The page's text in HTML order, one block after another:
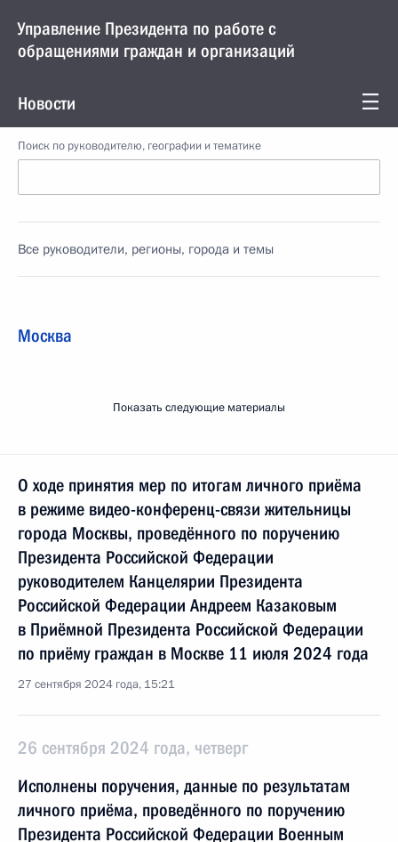
Управление Президента по работе с
обращениями граждан и организаций
Новости
Поиск по руководителю, географии и тематике
Все руководители, регионы, города и темы
Москва
Показать следующие материалы
О ходе принятия мер по итогам личного приёма
в режиме видео-конференц-связи жительницы
города Москвы, проведённого по поручению
Президента Российской Федерации
руководителем Канцелярии Президента
Российской Федерации Андреем Казаковым
в Приёмной Президента Российской Федерации
по приёму граждан в Москве 11 июля 2024 года
27 сентября 2024 года, 15:21
26 сентября 2024 года, четверг
Исполнены поручения, данные по результатам
личного приёма, проведённого по поручению
Президента Российской Федерации Военным